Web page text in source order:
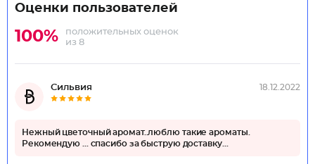
Оценки пользователей
100%
положительных оценок
из 8
Сильвия 18.12.2022
Нежный цветочный аромат..люблю такие ароматы.
Рекомендую ... спасибо за быструю доставку...